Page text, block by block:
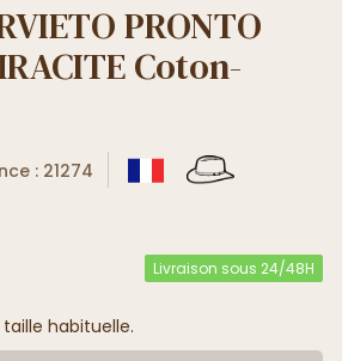
PRONTO
Coton-
: 21274
Livraison sous 24/48H
habituelle.